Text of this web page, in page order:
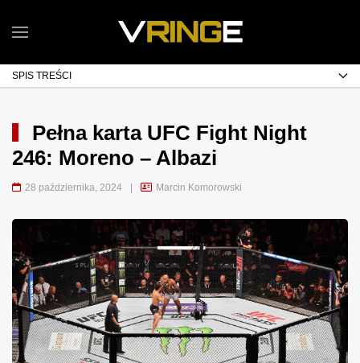
SPIS TREŚCI
Pełna karta UFC Fight Night
246: Moreno – Albazi
28 października, 2024 | Marcin Komorowski